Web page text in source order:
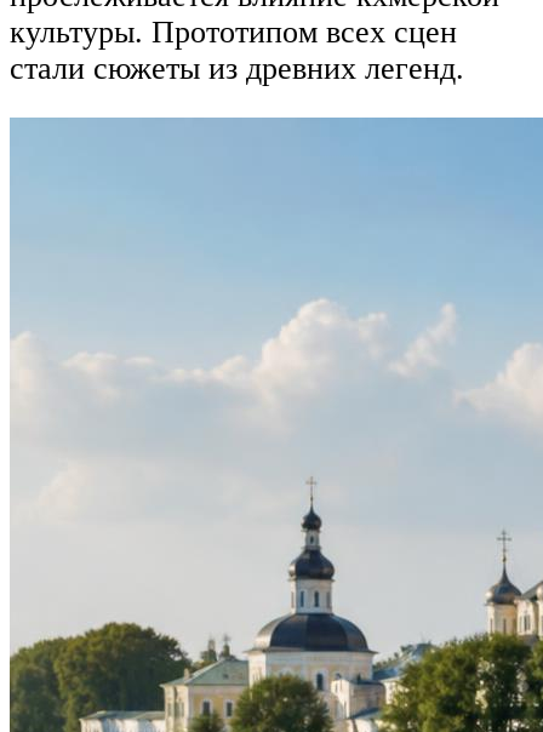
культуры. Прототипом всех сцен
стали сюжеты из древних легенд.